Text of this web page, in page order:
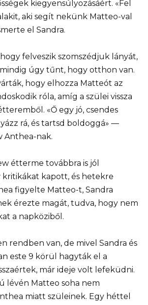
kiegyensúlyozásáért. «Fel
aki segít nekünk Matteo-val
el Sandra.
felveszik szomszédjuk lányát,
úgy tűnt, hogy otthon van.
hogy elhozza Matteót az
róla, amíg a szülei vissza
«Ő egy jó, csendes
rá, és tartsd boldoggá» —
Anthea-nak.
étterme továbbra is jól
kapott, és hetekre
figyelte Matteo-t, Sandra
érezte magát, tudva, hogy nem
a napköziből.
rendben van, de mivel Sandra és
este 9 körül hagyták el a
már ideje volt lefeküdni.
lévén Matteo soha nem
miatt szüleinek. Egy héttel